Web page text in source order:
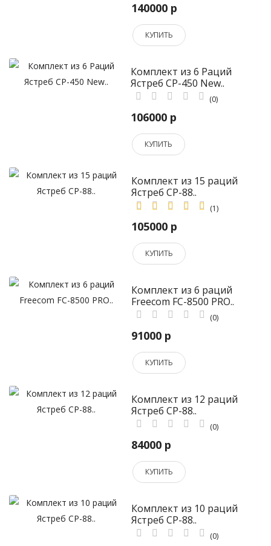
140000 р
КУПИТЬ
Комплект из 6 Раций
Ястреб СР-450 New..
(0)
106000 р
КУПИТЬ
Комплект из 15 раций
Ястреб СР-88..
(1)
105000 р
КУПИТЬ
Комплект из 6 раций
Freecom FC-8500 PRO..
(0)
91000 р
КУПИТЬ
Комплект из 12 раций
Ястреб СР-88..
(0)
84000 р
КУПИТЬ
Комплект из 10 раций
Ястреб СР-88..
(0)